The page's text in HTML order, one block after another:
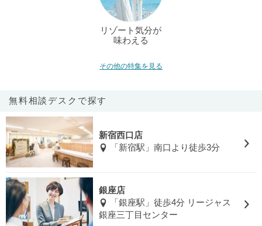
リゾート気分が
味わえる
その他の特集を見る
無料相談デスクで探す
新宿西口店
「新宿駅」南口より徒歩3分
銀座店
「銀座駅」徒歩4分 リージャス
銀座三丁目センター